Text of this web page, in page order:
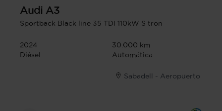
Audi A3
Sportback Black line 35 TDI 110kW S tron
2024
30.000 km
Diésel
Automática
Sabadell - Aeropuerto